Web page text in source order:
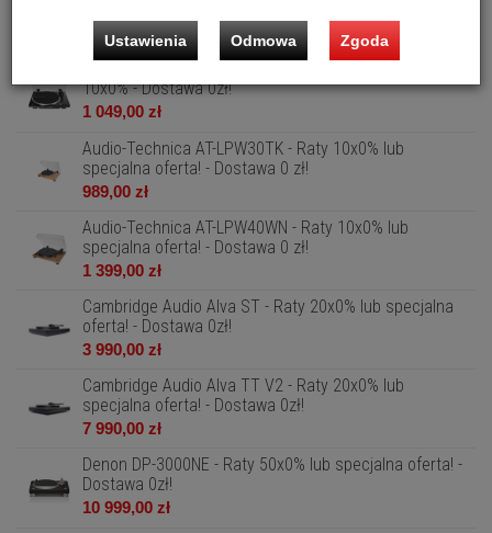
1 049,00 zł
10x0% - Dostawa 0zł!
1 049,00 zł
Audio-Technica AT-LPW30TK - Raty 10x0% lub
specjalna oferta! - Dostawa 0 zł!
989,00 zł
Audio-Technica AT-LPW40WN - Raty 10x0% lub
specjalna oferta! - Dostawa 0 zł!
1 399,00 zł
Cambridge Audio Alva ST - Raty 20x0% lub specjalna
oferta! - Dostawa 0zł!
3 990,00 zł
Cambridge Audio Alva TT V2 - Raty 20x0% lub
specjalna oferta! - Dostawa 0zł!
7 990,00 zł
Denon DP-3000NE - Raty 50x0% lub specjalna oferta! -
Dostawa 0zł!
10 999,00 zł
Ustawienia Odmowa Zgoda